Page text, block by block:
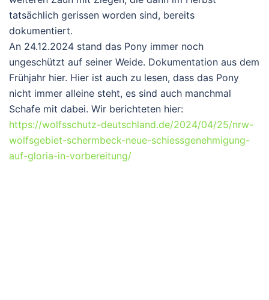
tatsächlich gerissen worden sind, bereits
dokumentiert.
An 24.12.2024 stand das Pony immer noch
ungeschützt auf seiner Weide. Dokumentation aus dem
Frühjahr hier. Hier ist auch zu lesen, dass das Pony
nicht immer alleine steht, es sind auch manchmal
Schafe mit dabei. Wir berichteten hier:
https://wolfsschutz-deutschland.de/2024/04/25/nrw-
wolfsgebiet-schermbeck-neue-schiessgenehmigung-
auf-gloria-in-vorbereitung/